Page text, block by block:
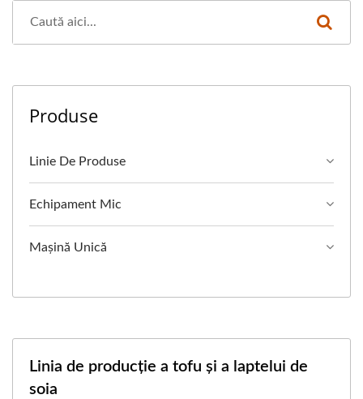
Produse
Linie De Produse
Echipament Mic
Mașină Unică
Linia de producție a tofu și a laptelui de
soia